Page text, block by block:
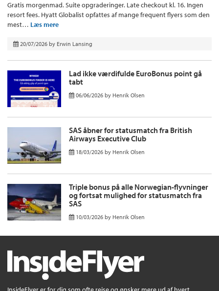
Gratis morgenmad. Suite opgraderinger. Late checkout kl. 16. Ingen
resort fees. Hyatt Globalist opfattes af mange frequent flyers som den
mest… Læs mere
20/07/2026 by Erwin Lansing
Lad ikke værdifulde EuroBonus point gå
tabt
06/06/2026 by Henrik Olsen
SAS åbner for statusmatch fra British
Airways Executive Club
18/03/2026 by Henrik Olsen
Triple bonus på alle Norwegian-flyvninger
og fortsat mulighed for statusmatch fra
SAS
10/03/2026 by Henrik Olsen